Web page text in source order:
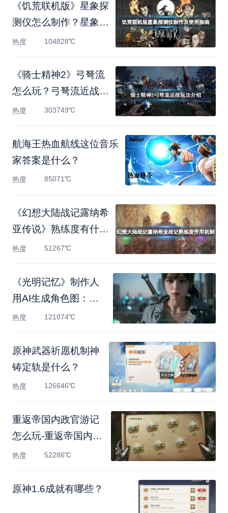
《饥荒联机版》星象探
测仪怎么制作？星象探
测
热度 104828℃
《骑士精神2》弓弩流
怎么玩？弓弩流近战玩
法介
热度 303749℃
航海王热血航线这位音乐
家答案是什么？
热度 85071℃
《幻想大陆战记露纳希
亚传说》熟练度有什么
用
热度 51267℃
《光明记忆》制作人
用AI生成角色图：获
得设计灵
热度 121074℃
原神武器祈愿机制神
铸定轨是什么？
热度 126646℃
重返帝国内政官游记
怎么玩-重返帝国内政
官游记
热度 52286℃
原神1.6成就有哪些？